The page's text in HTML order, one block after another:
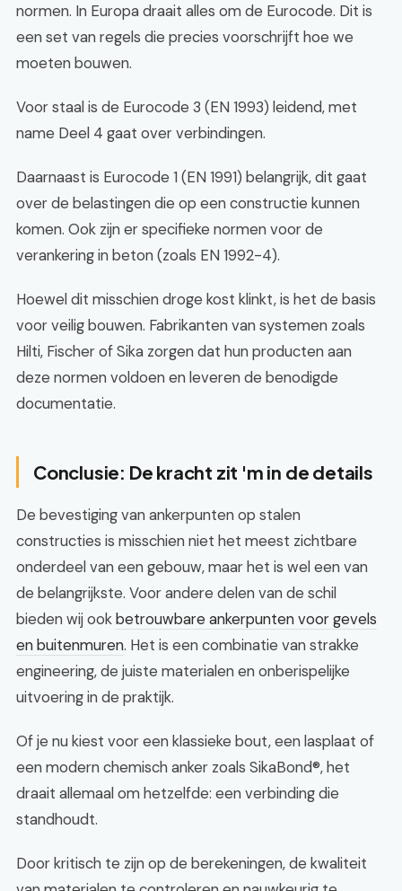
normen. In Europa draait alles om de Eurocode. Dit is
een set van regels die precies voorschrijft hoe we
moeten bouwen.
Voor staal is de Eurocode 3 (EN 1993) leidend, met
name Deel 4 gaat over verbindingen.
Daarnaast is Eurocode 1 (EN 1991) belangrijk, dit gaat
over de belastingen die op een constructie kunnen
komen. Ook zijn er specifieke normen voor de
verankering in beton (zoals EN 1992-4).
Hoewel dit misschien droge kost klinkt, is het de basis
voor veilig bouwen. Fabrikanten van systemen zoals
Hilti, Fischer of Sika zorgen dat hun producten aan
deze normen voldoen en leveren de benodigde
documentatie.
Conclusie: De kracht zit 'm in de details
De bevestiging van ankerpunten op stalen
constructies is misschien niet het meest zichtbare
onderdeel van een gebouw, maar het is wel een van
de belangrijkste. Voor andere delen van de schil
bieden wij ookbetrouwbare ankerpunten voor gevels
en buitenmuren. Het is een combinatie van strakke
engineering, de juiste materialen en onberispelijke
uitvoering in de praktijk.
Of je nu kiest voor een klassieke bout, een lasplaat of
een modern chemisch anker zoals SikaBond®, het
draait allemaal om hetzelfde: een verbinding die
standhoudt.
Door kritisch te zijn op de berekeningen, de kwaliteit